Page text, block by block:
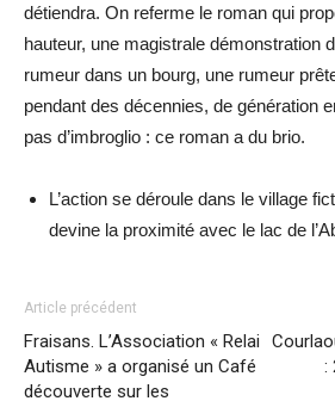
détiendra. On referme le roman qui
hauteur, une magistrale démonstration
rumeur dans un bourg, une rumeur
pendant des décennies, de génération
pas d’imbroglio : ce roman a du brio.
L’action se déroule dans le village
devine la proximité avec le lac de
Article précédent
Fraisans. L’Association « Relai
Autisme » a organisé un Café
découverte sur les
: